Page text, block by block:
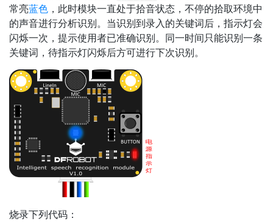
常亮蓝色 ，此时模块一直处于拾音状态，不停的拾取环境中
的声音进行分析识别。当识别到录入的关键词后，指示灯会
闪烁一次，提示使用者已准确识别。同一时间只能识别一条
关键词，待指示灯闪烁后方可进行下次识别。
烧录下列代码：